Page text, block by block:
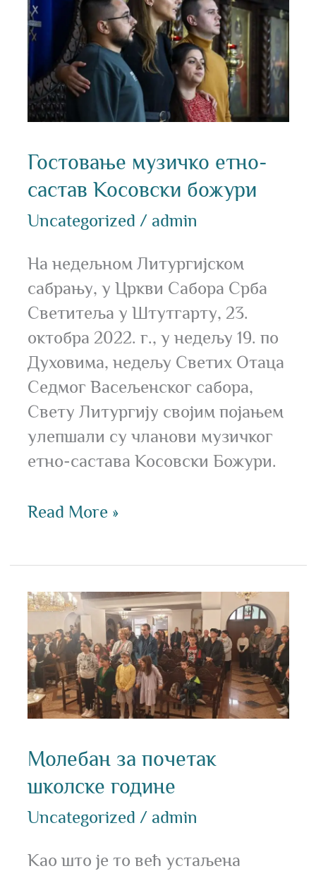
Гостовање музичко етно-
састав Косовски божури
Uncategorized / admin
На недељном Литургијском
сабрању, у Цркви Сабора Срба
Светитеља у Штутгарту, 23.
октобра 2022. г., у недељу 19. по
Духовима, недељу Светих Отаца
Седмог Васељенског сабора,
Свету Литургију својим појањем
улепшали су чланови музичког
етно-састава Косовски Божури.
етно-
састав
Косовски
божури
Read More »
Молебан за почетак
школске године
Uncategorized / admin
Као што је то већ устаљена
Молебан
за
почетак
школске
године